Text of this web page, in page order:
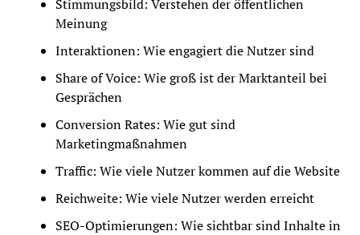
Stimmungsbild: Verstehen der öffentlichen
Meinung
Interaktionen: Wie engagiert die Nutzer sind
Share of Voice: Wie groß ist der Marktanteil bei
Gesprächen
Conversion Rates: Wie gut sind
Marketingmaßnahmen
Traffic: Wie viele Nutzer kommen auf die Website
Reichweite: Wie viele Nutzer werden erreicht
SEO-Optimierungen: Wie sichtbar sind Inhalte in